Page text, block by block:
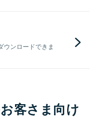
ウンロードできま
客さま向け